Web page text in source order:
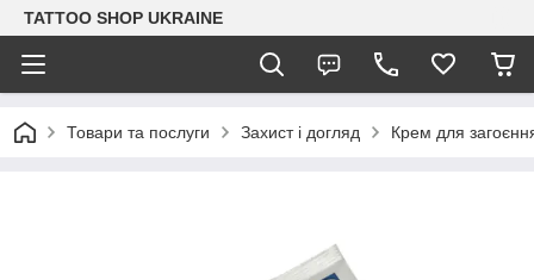
TATTOO SHOP UKRAINE
Товари та послуги Захист і догляд Крем для